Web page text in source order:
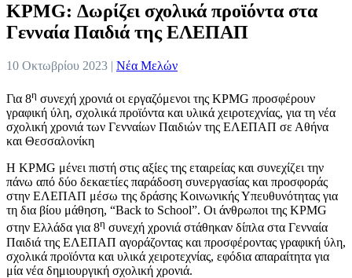
KPMG: Δωρίζει σχολικά προϊόντα στα
Γενναία Παιδιά της ΕΛΕΠΑΠ
10 Οκτωβρίου 2023 | Νέα Μελών
Για 8η συνεχή χρονιά οι εργαζόμενοι της KPMG προσφέρουν
γραφική ύλη, σχολικά προϊόντα και υλικά χειροτεχνίας, για τη νέα
σχολική χρονιά των Γενναίων Παιδιών της ΕΛΕΠΑΠ σε Αθήνα
και Θεσσαλονίκη
Η KPMG μένει πιστή στις αξίες της εταιρείας και συνεχίζει την
πάνω από δύο δεκαετίες παράδοση συνεργασίας και προσφοράς
στην ΕΛΕΠΑΠ μέσω της δράσης Κοινωνικής Υπευθυνότητας για
τη δια βίου μάθηση, “Βack to School”. Οι άνθρωποι της KPMG
στην Ελλάδα για 8η συνεχή χρονιά στάθηκαν δίπλα στα Γενναία
Παιδιά της ΕΛΕΠΑΠ αγοράζοντας και προσφέροντας γραφική ύλη,
σχολικά προϊόντα και υλικά χειροτεχνίας, εφόδια απαραίτητα για
μία νέα δημιουργική σχολική χρονιά.